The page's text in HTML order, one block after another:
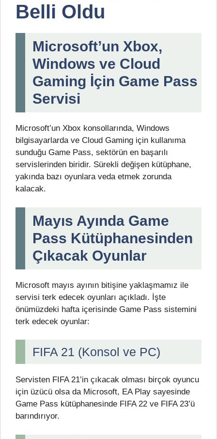
Belli Oldu
Microsoft’un Xbox,
Windows ve Cloud
Gaming İçin Game Pass
Servisi
Microsoft’un Xbox konsollarında, Windows
bilgisayarlarda ve Cloud Gaming için kullanıma
sunduğu Game Pass, sektörün en başarılı
servislerinden biridir. Sürekli değişen kütüphane,
yakında bazı oyunlara veda etmek zorunda
kalacak.
Mayıs Ayında Game
Pass Kütüphanesinden
Çıkacak Oyunlar
Microsoft mayıs ayının bitişine yaklaşmamız ile
servisi terk edecek oyunları açıkladı. İşte
önümüzdeki hafta içerisinde Game Pass sistemini
terk edecek oyunlar:
FIFA 21 (Konsol ve PC)
Servisten FIFA 21’in çıkacak olması birçok oyuncu
için üzücü olsa da Microsoft, EA Play sayesinde
Game Pass kütüphanesinde FIFA 22 ve FIFA 23’ü
barındırıyor.